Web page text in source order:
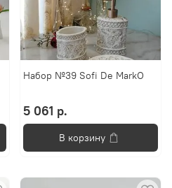
Набор №39 Sofi De MarkO
5 061 р.
В корзину